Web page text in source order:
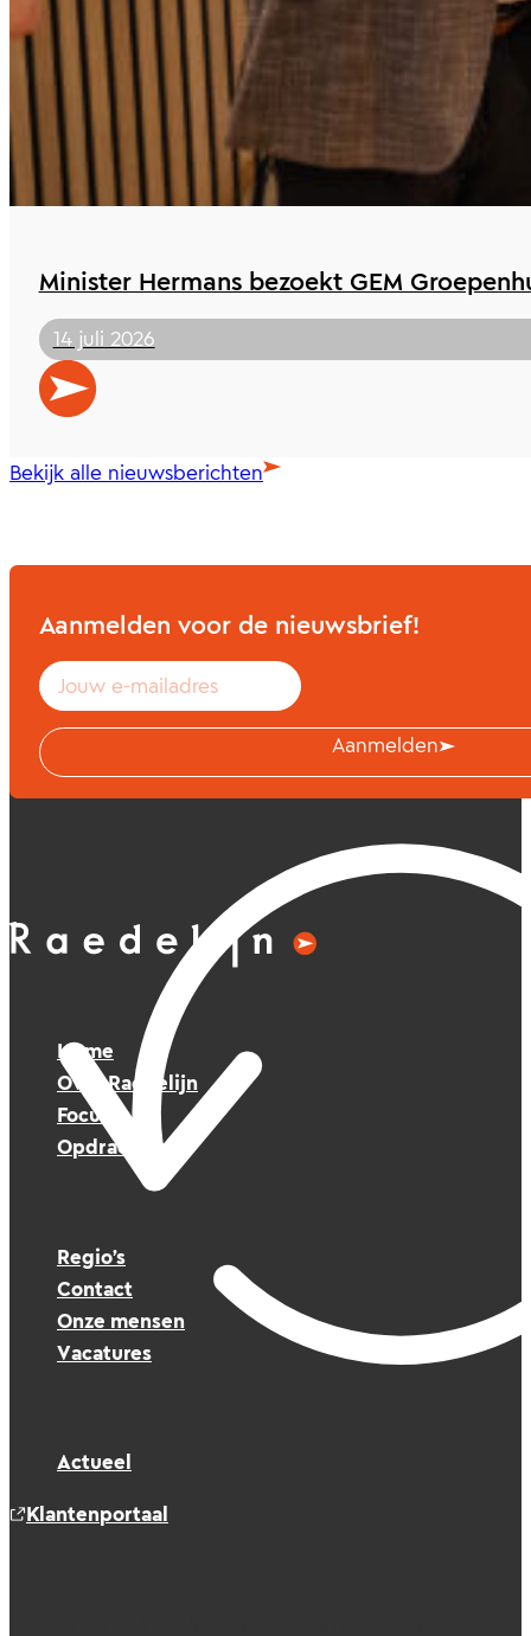
Minister Hermans bezoekt GEM
14 juli 2026
Bekijk alle nieuwsberichten
Aanmelden voor de nieuwsbrief!
Aanmelden
Home
Over Raedelijn
Focus
Opdrachten
Regio’s
Contact
Onze mensen
Vacatures
Actueel
Klantenportaal